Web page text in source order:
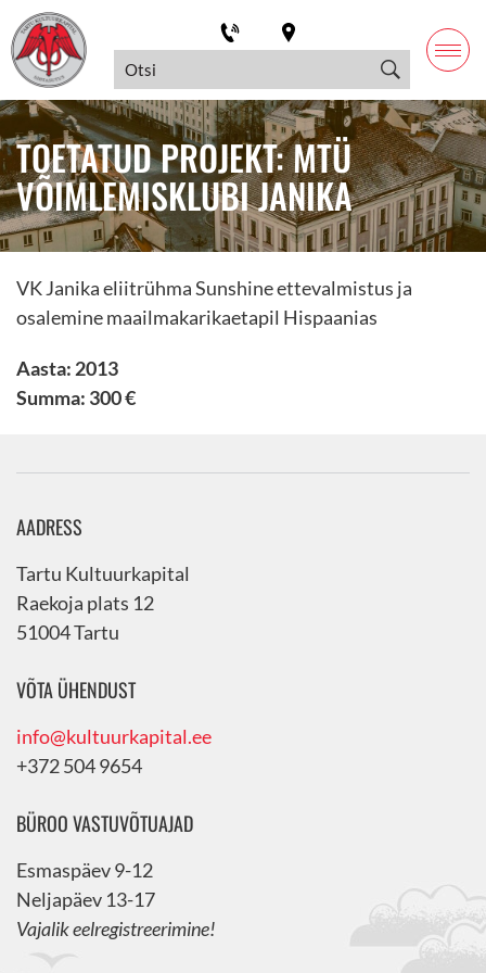
TOETATUD PROJEKT: MTÜ
VÕIMLEMISKLUBI JANIKA
VK Janika eliitrühma Sunshine ettevalmistus ja
osalemine maailmakarikaetapil Hispaanias
Aasta: 2013
Summa: 300 €
AADRESS
Tartu Kultuurkapital
Raekoja plats 12
51004 Tartu
VÕTA ÜHENDUST
info@kultuurkapital.ee
+372 504 9654
BÜROO VASTUVÕTUAJAD
Esmaspäev 9-12
Neljapäev 13-17
Vajalik eelregistreerimine!